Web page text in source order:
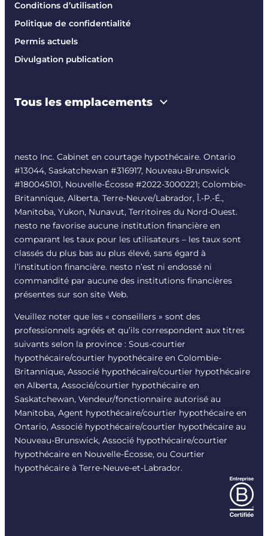
Conditions d’utilisation
Politique de confidentialité
Permis actuels
Divulgation publication
Tous les emplacements
nesto Inc. Cabinet en courtage hypothécaire. Ontario
#13044, Saskatchewan #316917, Nouveau-Brunswick
#180045101, Nouvelle-Écosse #2022-3000221; Colombie-
Britannique, Alberta, Terre-Neuve/Labrador, Î.-P.-É.,
Manitoba, Yukon, Nunavut, Territoires du Nord-Ouest.
nesto ne favorise aucune institution financière en
comparant les taux pour les utilisateurs – les taux sont
classés du plus bas au plus élevé, sans égard à
l’institution financière. nesto n’est ni endossé ni
commandité par aucune des institutions financières
présentes sur son site Web.
Veuillez noter que les « conseillers » sont des
professionnels agréés et qu’ils correspondent aux titres
suivants selon la province : Sous-courtier
hypothécaire/courtier hypothécaire en Colombie-
Britannique, Associé hypothécaire/courtier hypothécaire
en Alberta, Associé/courtier hypothécaire en
Saskatchewan, Vendeur/fonctionnaire autorisé au
Manitoba, Agent hypothécaire/courtier hypothécaire en
Ontario, Associé hypothécaire/courtier hypothécaire au
Nouveau-Brunswick, Associé hypothécaire/courtier
hypothécaire en Nouvelle-Écosse, ou Courtier
hypothécaire à Terre-Neuve-et-Labrador.